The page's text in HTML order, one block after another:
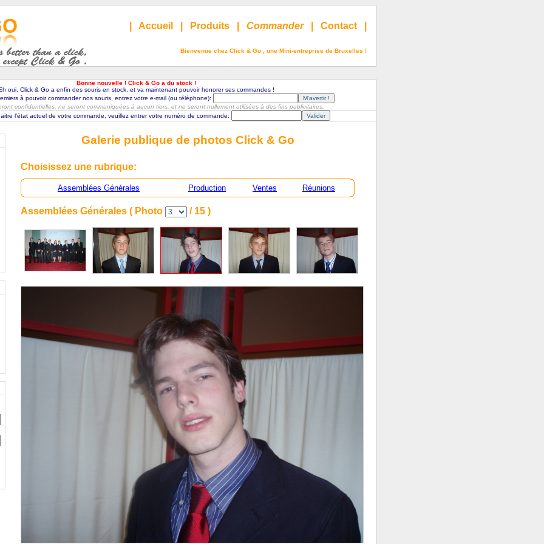
Accueil Produits Commander| Contact
Bienvenue chez Click & Go , une Mini-entreprise de Bruxelles !
Bonne nouvelle ! Click & Go a du stock !
oui, Click & Go a enfin des souris en stock, et va maintenant pouvoir honorer ses commandes !
à pouvoir commander nos souris, entrez votre e-mail (ou téléphone):
confidentielles, ne seront communiquées à aucun tiers, et ne seront nullement utilisées à des fins publicitaires.
l'état actuel de votre commande, veuillez entrer votre numéro de commande:
Galerie publique de photos Click & Go
Choisissez une rubrique:
Assemblées Générales Production Ventes Réunions
Assemblées Générales ( Photo / 15 )